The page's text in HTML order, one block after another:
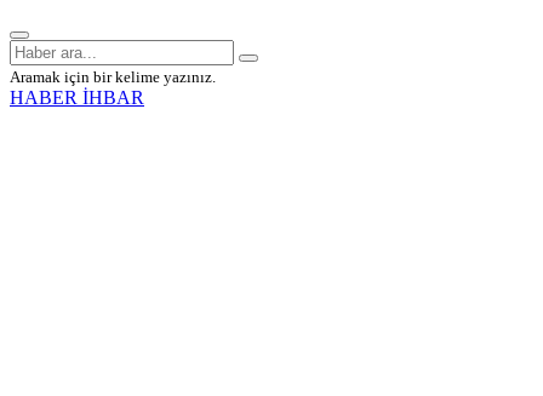
Aramak için bir kelime yazınız.
HABER İHBAR